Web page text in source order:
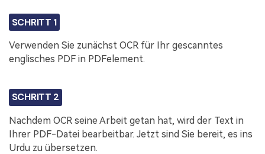
SCHRITT 1
Verwenden Sie zunächst OCR für Ihr gescanntes
englisches PDF in PDFelement.
SCHRITT 2
Nachdem OCR seine Arbeit getan hat, wird der Text in
Ihrer PDF-Datei bearbeitbar. Jetzt sind Sie bereit, es ins
Urdu zu übersetzen.